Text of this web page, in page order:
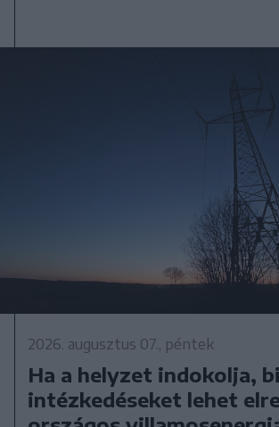
2026. augusztus 07., péntek
Ha a helyzet indokolja,
intézkedéseket lehet